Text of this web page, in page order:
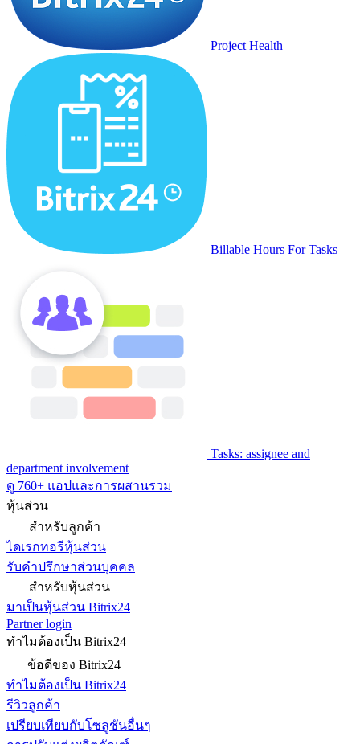
Project Health
Billable Hours For Tasks
Tasks: assignee and
department involvement
ดู 760+ แอปและการผสานรวม
หุ้นส่วน
สำหรับลูกค้า
ไดเรกทอรีหุ้นส่วน
รับคำปรึกษาส่วนบุคคล
สำหรับหุ้นส่วน
มาเป็นหุ้นส่วน Bitrix24
Partner login
ทำไมต้องเป็น Bitrix24
ข้อดีของ Bitrix24
ทำไมต้องเป็น Bitrix24
รีวิวลูกค้า
เปรียบเทียบกับโซลูชันอื่นๆ